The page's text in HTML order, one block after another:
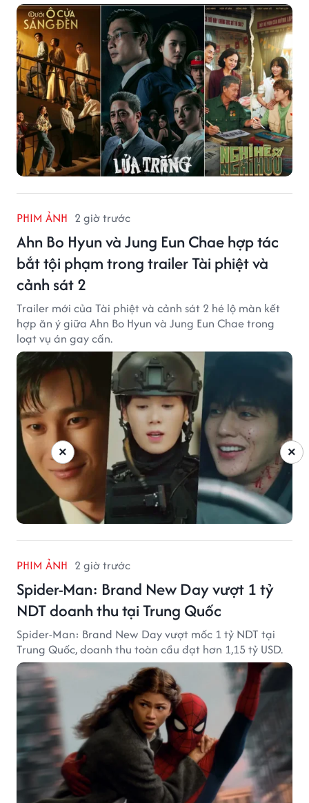
PHIM ẢNH 2 giờ trước
Ahn Bo Hyun và Jung Eun Chae hợp tác
bắt tội phạm trong trailer Tài phiệt và
cảnh sát 2
Trailer mới của Tài phiệt và cảnh sát 2 hé lộ màn kết
hợp ăn ý giữa Ahn Bo Hyun và Jung Eun Chae trong
loạt vụ án gay cấn.
PHIM ẢNH 2 giờ trước
Spider-Man: Brand New Day vượt 1 tỷ
NDT doanh thu tại Trung Quốc
Spider-Man: Brand New Day vượt mốc 1 tỷ NDT tại
Trung Quốc, doanh thu toàn cầu đạt hơn 1,15 tỷ USD.
×
×